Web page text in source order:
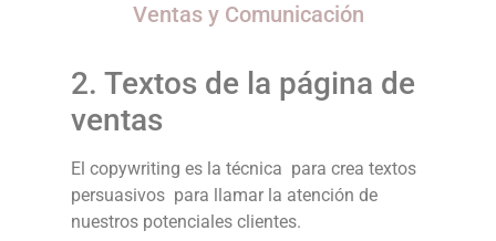
Ventas y Comunicación
2. Textos de la página de
ventas
El copywriting es la técnica para crea textos
persuasivos para llamar la atención de
nuestros potenciales clientes.